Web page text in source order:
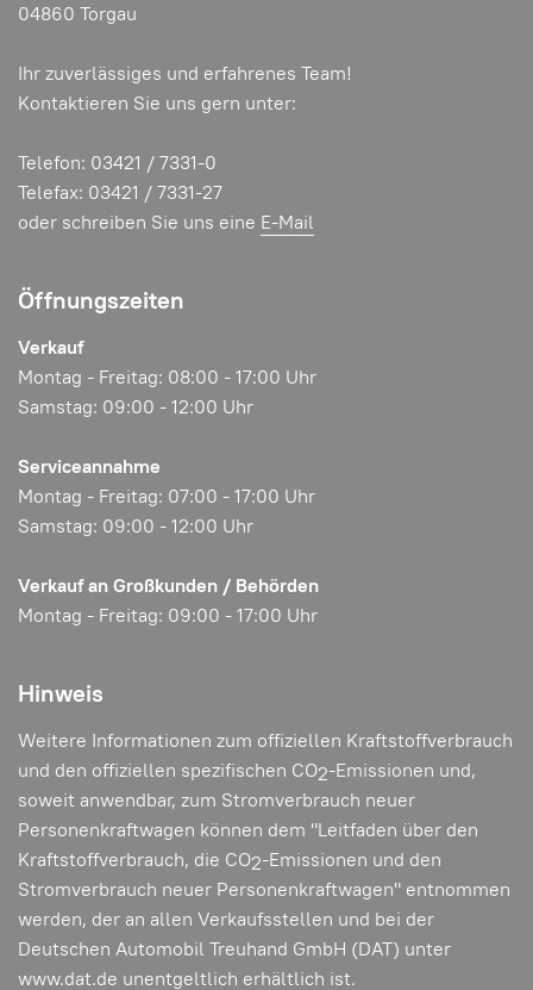
04860 Torgau
Ihr zuverlässiges und erfahrenes Team!
Kontaktieren Sie uns gern unter:
Telefon: 03421 / 7331-0
Telefax: 03421 / 7331-27
oder schreiben Sie uns eine E-Mail
Öffnungszeiten
Verkauf
Montag - Freitag: 08:00 - 17:00 Uhr
Samstag: 09:00 - 12:00 Uhr
Serviceannahme
Montag - Freitag: 07:00 - 17:00 Uhr
Samstag: 09:00 - 12:00 Uhr
Verkauf an Großkunden / Behörden
Montag - Freitag: 09:00 - 17:00 Uhr
Hinweis
Weitere Informationen zum offiziellen Kraftstoffverbrauch
und den offiziellen spezifischen CO2-Emissionen und,
soweit anwendbar, zum Stromverbrauch neuer
Personenkraftwagen können dem "Leitfaden über den
Kraftstoffverbrauch, die CO2-Emissionen und den
Stromverbrauch neuer Personenkraftwagen" entnommen
werden, der an allen Verkaufsstellen und bei der
Deutschen Automobil Treuhand GmbH (DAT) unter
www.dat.de unentgeltlich erhältlich ist.